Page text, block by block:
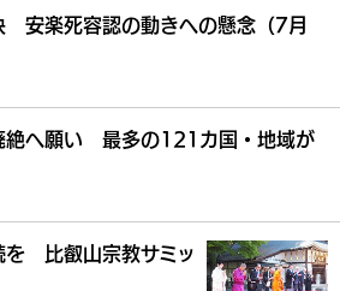
安楽死容認の動きへの懸念（7月
へ願い 最多の121カ国・地域が
を 比叡山宗教サミッ